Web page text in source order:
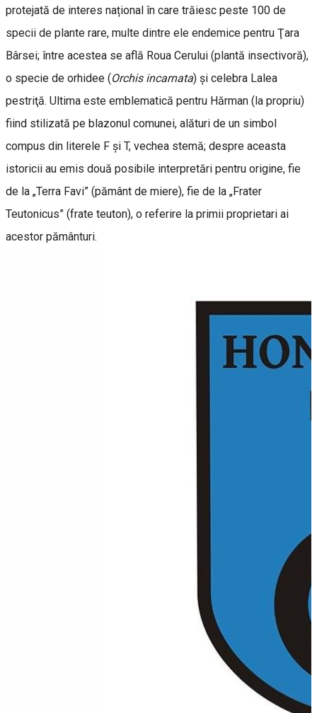
protejată de interes național în care trăiesc peste 100 de
specii de plante rare, multe dintre ele endemice pentru Ţara
Bârsei; între acestea se află Roua Cerului (plantă insectivoră),
o specie de orhidee (Orchis incarnata) şi celebra Lalea
pestriţă. Ultima este emblematică pentru Hărman (la propriu)
fiind stilizată pe blazonul comunei, alături de un simbol
compus din literele F şi T, vechea stemă; despre aceasta
istoricii au emis două posibile interpretări pentru origine, fie
de la „Terra Favi” (pământ de miere), fie de la „Frater
Teutonicus” (frate teuton), o referire la primii proprietari ai
acestor pământuri.